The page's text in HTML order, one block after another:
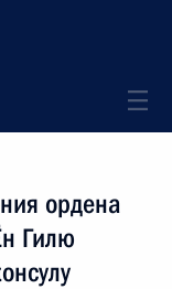
ордена
Гилю